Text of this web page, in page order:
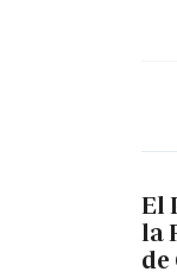
El
la
de